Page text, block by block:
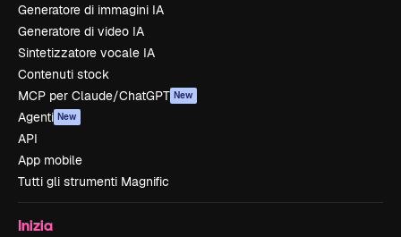
Generatore di immagini IA
Generatore di video IA
Sintetizzatore vocale IA
Contenuti stock
MCP per Claude/ChatGPT New
Agenti New
API
App mobile
Tutti gli strumenti Magnific
Inizia